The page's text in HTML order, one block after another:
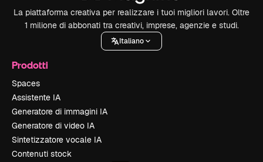
La piattaforma creativa per realizzare i tuoi migliori lavori. Oltre
1 milione di abbonati tra creativi, imprese, agenzie e studi.
Italiano
Prodotti
Spaces
Assistente IA
Generatore di immagini IA
Generatore di video IA
Sintetizzatore vocale IA
Contenuti stock